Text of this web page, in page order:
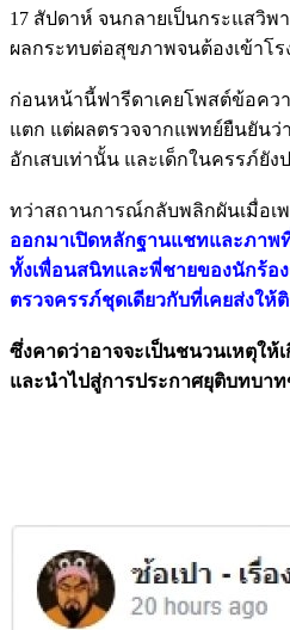
17 สัปดาห์ จนกลายเป็นกระแสวิ
ผลกระทบต่อสุขภาพจนต้องเข้าโร
ก่อนหน้านี้ฟารีดาเคยโพสต์ข้อคว
แตก แต่ผลตรวจจากแพทย์ยืนยันว่
อักเสบเท่านั้น และเด็กในครรภ์ยัง
ทว่าสถานการณ์กลับพลิกผันเมื่อเพ
ออกมาเปิดหลักฐานแชทและภาพ
ทั้งเพื่อนสนิทและพี่ชายของนักร้อ
ตรวจครรภ์ชุดเดียวกับที่เคยส่งใ
ซึ่งคาดว่าอาจจะเป็นชนวนเหตุให้
และนำไปสู่การประกาศยุติบทบา